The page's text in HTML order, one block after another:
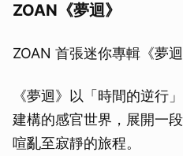
ZOAN《夢迴》
ZOAN 首張迷你專輯《夢迴
《夢迴》以「時間的逆行
建構的感官世界，展開一
喧亂至寂靜的旅程。